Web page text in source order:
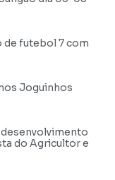
de futebol 7 com
Joguinhos
do Agricultor e